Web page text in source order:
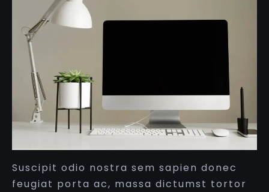
Suscipit odio nostra sem sapien donec
feugiat porta ac, massa dictumst tortor